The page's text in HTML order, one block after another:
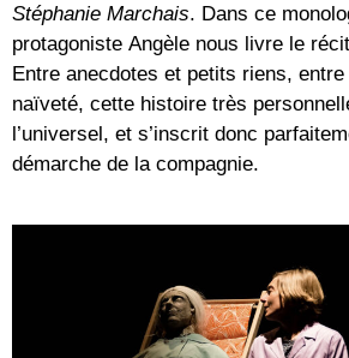
Stéphanie Marchais. Dans ce
protagoniste Angèle nous livre le
Entre anecdotes et petits riens,
naïveté, cette histoire très
l’universel, et s’inscrit donc
démarche de la compagnie.